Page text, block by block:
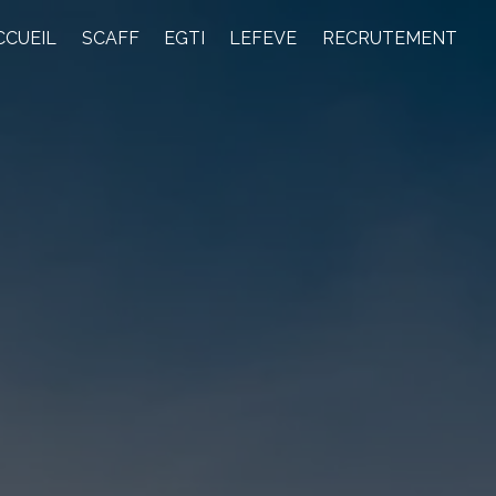
SCAFF EGTI LEFEVE RECRUTEMENT